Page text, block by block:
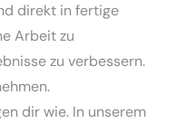
direkt in fertige
Arbeit zu
zu verbessern.
dir wie. In unserem